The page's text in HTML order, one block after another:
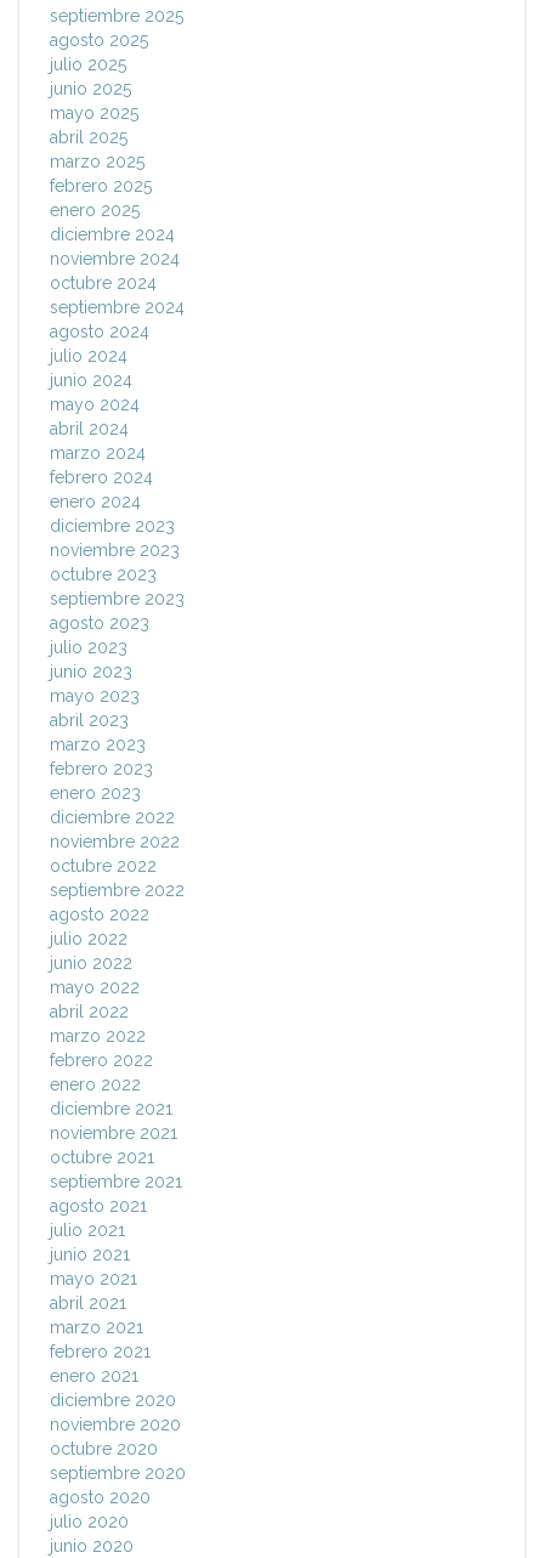
septiembre 2025
agosto 2025
julio 2025
junio 2025
mayo 2025
abril 2025
marzo 2025
febrero 2025
enero 2025
diciembre 2024
noviembre 2024
octubre 2024
septiembre 2024
agosto 2024
julio 2024
junio 2024
mayo 2024
abril 2024
marzo 2024
febrero 2024
enero 2024
diciembre 2023
noviembre 2023
octubre 2023
septiembre 2023
agosto 2023
julio 2023
junio 2023
mayo 2023
abril 2023
marzo 2023
febrero 2023
enero 2023
diciembre 2022
noviembre 2022
octubre 2022
septiembre 2022
agosto 2022
julio 2022
junio 2022
mayo 2022
abril 2022
marzo 2022
febrero 2022
enero 2022
diciembre 2021
noviembre 2021
octubre 2021
septiembre 2021
agosto 2021
julio 2021
junio 2021
mayo 2021
abril 2021
marzo 2021
febrero 2021
enero 2021
diciembre 2020
noviembre 2020
octubre 2020
septiembre 2020
agosto 2020
julio 2020
junio 2020